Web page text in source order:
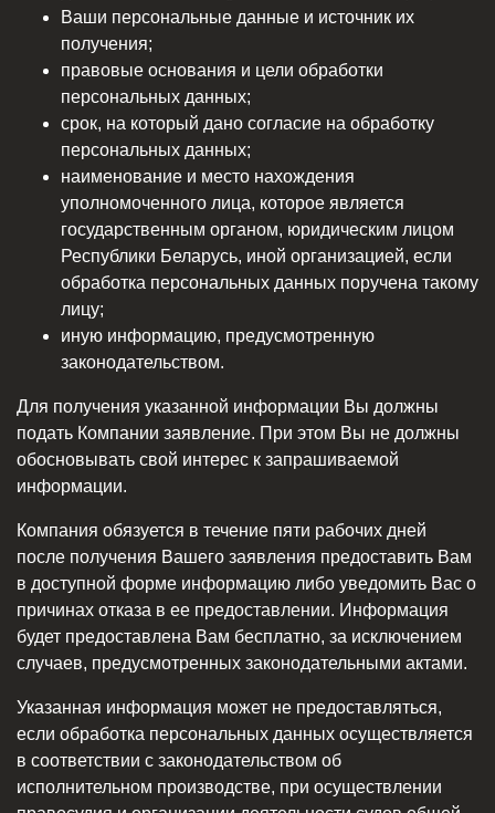
Ваши персональные данные и источник их
получения;
правовые основания и цели обработки
персональных данных;
срок, на который дано согласие на обработку
персональных данных;
наименование и место нахождения
уполномоченного лица, которое является
государственным органом, юридическим лицом
Республики Беларусь, иной организацией, если
обработка персональных данных поручена такому
лицу;
иную информацию, предусмотренную
законодательством.
Для получения указанной информации Вы должны
подать Компании заявление. При этом Вы не должны
обосновывать свой интерес к запрашиваемой
информации.
Компания обязуется в течение пяти рабочих дней
после получения Вашего заявления предоставить Вам
в доступной форме информацию либо уведомить Вас о
причинах отказа в ее предоставлении. Информация
будет предоставлена Вам бесплатно, за исключением
случаев, предусмотренных законодательными актами.
Указанная информация может не предоставляться,
если обработка персональных данных осуществляется
в соответствии с законодательством об
исполнительном производстве, при осуществлении